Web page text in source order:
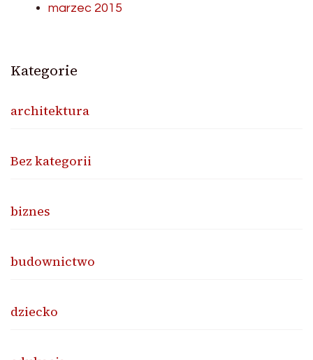
marzec 2015
Kategorie
architektura
Bez kategorii
biznes
budownictwo
dziecko